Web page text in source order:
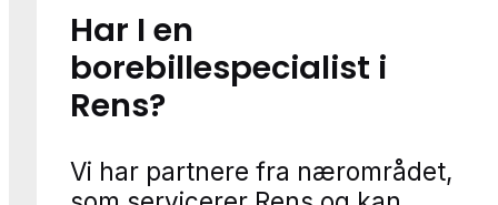
Har I en
borebillespecialist i
Rens?
Vi har partnere fra nærområdet,